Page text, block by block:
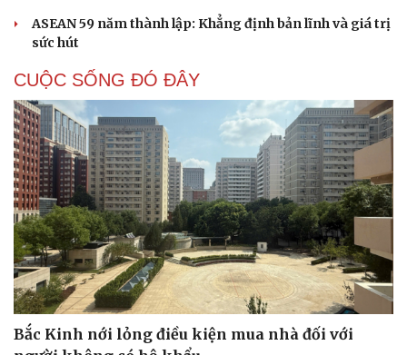
Du lịch
Săn Tour
check-in
Podcast
Kể chuyện cho bé
Hạt giống tâm hồn
ASEAN 59 năm thành lập: Khẳng định bản lĩnh và giá trị
sức hút
CUỘC SỐNG ĐÓ ĐÂY
Bắc Kinh nới lỏng điều kiện mua nhà đối với